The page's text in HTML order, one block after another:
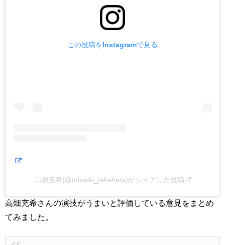
この投稿をInstagramで見る
高畑充希(@mitsuki_takahata)がシェアした投稿
高畑充希さんの演技がうまいと評価している意見をまとめ
てみました。